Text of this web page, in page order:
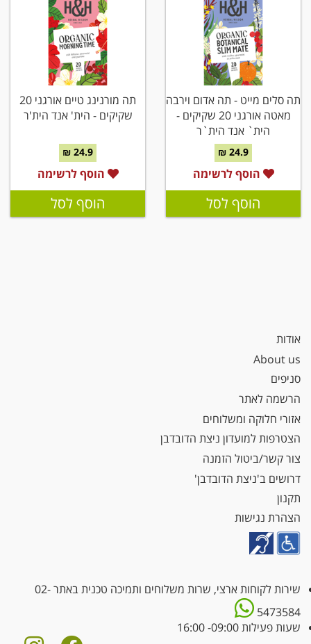
תה סלים מייט - תה אדום וירבה
מאטה אורגני 20 שקיקים -
הית` אנד הית`ר
24.9 ₪
הוסף לרשימה
הוסף לסל
תה מורנינג טיים אורגני 20
שקיקים - הית' אנד הית'ר
24.9 ₪
הוסף לרשימה
הוסף לסל
אודות
About us
סניפים
הרשמה לאתר
אזורי חלוקה ומשלוחים
הצטרפות למועדון ניצת הדובדבן
צור קשר/ביטול הזמנה
דרושים ב'ניצת הדובדבן'
תקנון
הצהרת נגישות
שירות לקוחות ארצי, שרות משלוחים ותמיכה טכנית באתר02-
5473584
שעות פעילות 09:00- 16:00